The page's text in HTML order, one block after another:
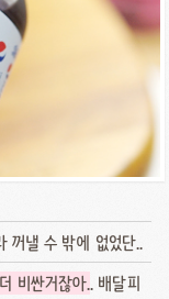
꺼낼 수 밖에 없었단..
비싼거잖아.. 배달피